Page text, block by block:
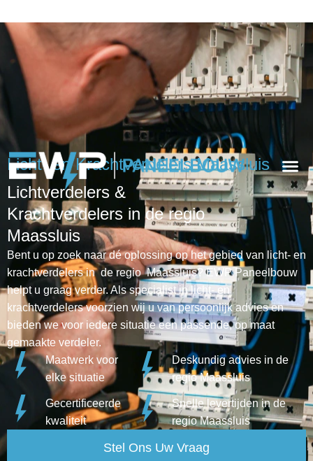
Licht- en Krachtverdelers Maassluis
Lichtverdelers &
Krachtverdelers in de regio
Maassluis
Bent u op zoek naar dé oplossing op het gebied van licht- en
krachtverdelers in de regio Maassluis? EWP Paneelbouw
helpt u graag verder. Als specialist in licht- en
krachtverdelers voorzien wij u van persoonlijk advies en
bieden we voor iedere situatie een passende, op maat
gemaakte verdeler.
Maatwerk voor
elke situatie
Gecertificeerde
kwaliteit
Deskundig advies in de
regio Maassluis
Snelle levertijden in de
regio Maassluis
Stel Ons Uw Vraag